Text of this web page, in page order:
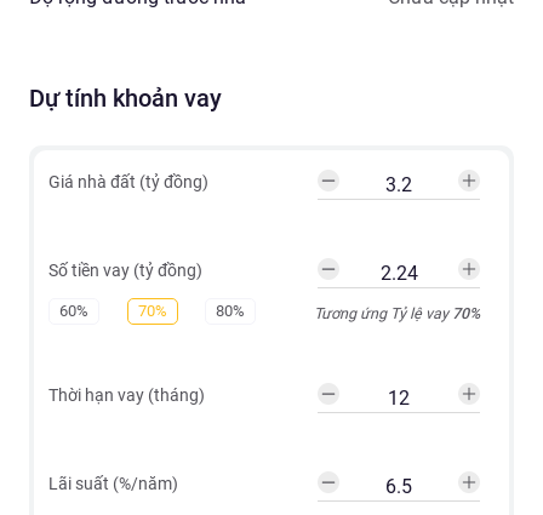
Dự tính khoản vay
Giá nhà đất (tỷ đồng)
Số tiền vay (tỷ đồng)
60% 70% 80% Tương ứng Tỷ lệ vay70%
Thời hạn vay (tháng)
Lãi suất (%/năm)